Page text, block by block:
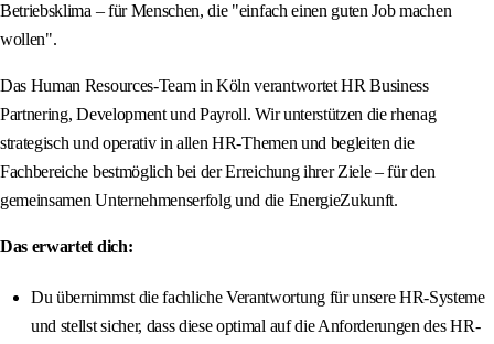
Betriebsklima – für Menschen, die "einfach einen guten Job machen
wollen".
Das Human Resources-Team in Köln verantwortet HR Business
Partnering, Development und Payroll. Wir unterstützen die rhenag
strategisch und operativ in allen HR-Themen und begleiten die
Fachbereiche bestmöglich bei der Erreichung ihrer Ziele – für den
gemeinsamen Unternehmenserfolg und die EnergieZukunft.
Das erwartet dich:
Du übernimmst die fachliche Verantwortung für unsere HR-Systeme
und stellst sicher, dass diese optimal auf die Anforderungen des HR-